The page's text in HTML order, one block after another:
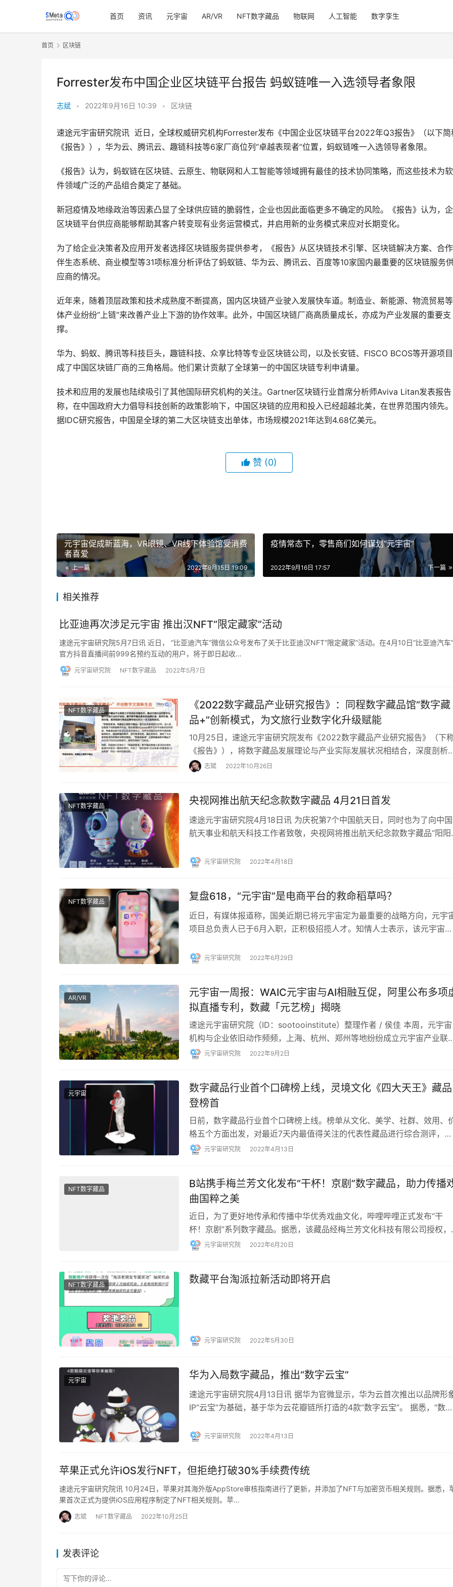
首页 资讯 元宇宙 AR/VR NFT数字藏品 物联网 人工智能 数字孪生
首页 区块链
Forrester发布中国企业区块链平台报告 蚂蚁链唯一入选领导者象限
志斌 • 2022年9月16日 10:39 • 区块链
速途元宇宙研究院讯  近日，全球权威研究机构Forrester发布《中国企业区块链平台2022年Q3报告》（以下简
《报告》），华为云、腾讯云、趣链科技等6家厂商位列“卓越表现者”位置，蚂蚁链唯一入选领导者象限。
《报告》认为，蚂蚁链在区块链、云原生、物联网和人工智能等领域拥有最佳的技术协同策略，而这些技术为
件领域广泛的产品组合奠定了基础。
新冠疫情及地缘政治等因素凸显了全球供应链的脆弱性，企业也因此面临更多不确定的风险。《报告》认为，
区块链平台供应商能够帮助其客户转变现有业务运营模式，并启用新的业务模式来应对长期变化。
为了给企业决策者及应用开发者选择区块链服务提供参考，《报告》从区块链技术引擎、区块链解决方案、合
伴生态系统、商业模型等31项标准分析评估了蚂蚁链、华为云、腾讯云、百度等10家国内最重要的区块链服务
应商的情况。
近年来，随着顶层政策和技术成熟度不断提高，国内区块链产业驶入发展快车道。制造业、新能源、物流贸易
体产业纷纷“上链”来改善产业上下游的协作效率。此外，中国区块链厂商高质量成长，亦成为产业发展的重要支
撑。
华为、蚂蚁、腾讯等科技巨头，趣链科技、众享比特等专业区块链公司，以及长安链、FISCO BCOS等开源项
成了中国区块链厂商的三角格局。他们累计贡献了全球第一的中国区块链专利申请量。
技术和应用的发展也陆续吸引了其他国际研究机构的关注。Gartner区块链行业首席分析师Aviva Litan发表报告
称，在中国政府大力倡导科技创新的政策影响下，中国区块链的应用和投入已经超越北美，在世界范围内领先
据IDC研究报告，中国是全球的第二大区块链支出单体，市场规模2021年达到4.68亿美元。
赞 (0)
元宇宙促成新蓝海，VR眼镜、VR线下体验馆受消费
者喜爱
上一篇 2022年9月15日 19:09
疫情常态下，零售商们如何谋划“元宇宙”
下一篇
2022年9月16日 17:57
相关推荐
比亚迪再次涉足元宇宙 推出汉NFT“限定藏家”活动
速途元宇宙研究院5月7日讯 近日， “比亚迪汽车”微信公众号发布了关于比亚迪汉NFT“限定藏家”活动。在4月10日“比亚迪汽车”
官方抖音直播间前999名预约互动的用户，将于即日起收…
元宇宙研究院 NFT数字藏品 2022年5月7日
NFT数字藏品
《2022数字藏品产业研究报告》：同程数字藏品馆“数字藏
品+”创新模式，为文旅行业数字化升级赋能
10月25日，速途元宇宙研究院发布《2022数字藏品产业研究报告》（下
《报告》），将数字藏品发展理论与产业实际发展状况相结合，深度剖析
字藏品产业发展的形势，为推动行业去伪存真，…
志斌 2022年10月26日
NFT数字藏品 央视网推出航天纪念款数字藏品 4月21日首发
速途元宇宙研究院4月18日讯 为庆祝第7个中国航天日，同时也为了向中国
航天事业和航天科技工作者致敬，央视网将推出航天纪念款数字藏品“阳阳
元宇宙研究院 2022年4月18日
NFT数字藏品 复盘618，“元宇宙”是电商平台的救命稻草吗？
近日，有媒体报道称，国美近期已将元宇宙定为最重要的战略方向，元宇
项目总负责人已于6月入职，正积极招揽人才。知情人士表示，该元宇宙项
元宇宙研究院 2022年6月29日
AR/VR
元宇宙一周报：WAIC元宇宙与AI相融互促，阿里公布多项
拟直播专利，数藏「元艺榜」揭晓
速途元宇宙研究院（ID：sootooinstitute）整理作者 / 侯佳 本周，元宇宙
机构与企业依旧动作频频，上海、杭州、郑州等地纷纷成立元宇宙产业联
或研发机构，以更加专业的角…
元宇宙研究院 2022年9月2日
元宇宙
数字藏品行业首个口碑榜上线，灵境文化《四大天王》藏品
登榜首
日前，数字藏品行业首个口碑榜上线。榜单从文化、美学、社群、效用、
格五个方面出发，对最近7天内最值得关注的代表性藏品进行综合测评，形
成极具参考价值的行业评判标准。首期口碑榜中，灵境…
元宇宙研究院 2022年4月13日
NFT数字藏品
B站携手梅兰芳文化发布“干杯！京剧”数字藏品，助力传播
曲国粹之美
近日，为了更好地传承和传播中华优秀戏曲文化，哔哩哔哩正式发布“干
杯！京剧”系列数字藏品。据悉，该藏品经梅兰芳文化科技有限公司授权，
每款藏品均融入不同的中国戏曲元素，更有“文化巨匠”…
元宇宙研究院 2022年6月20日
NFT数字藏品 数藏平台淘派拉新活动即将开启
元宇宙研究院 2022年5月30日
元宇宙 华为入局数字藏品，推出“数字云宝”
速途元宇宙研究院4月13日讯 据华为官微显示，华为云首次推出以品牌形
IP“云宝”为基础，基于华为云花瓣链所打造的4款“数字云宝”。 据悉，“数字
元宇宙研究院 2022年4月13日
苹果正式允许iOS发行NFT，但拒绝打破30%手续费传统
速途元宇宙研究院讯 10月24日，苹果对其海外版AppStore审核指南进行了更新，并添加了NFT与加密货币相关规则。据悉，
果首次正式为提供iOS应用程序制定了NFT相关规则。苹…
志斌 NFT数字藏品 2022年10月25日
发表评论